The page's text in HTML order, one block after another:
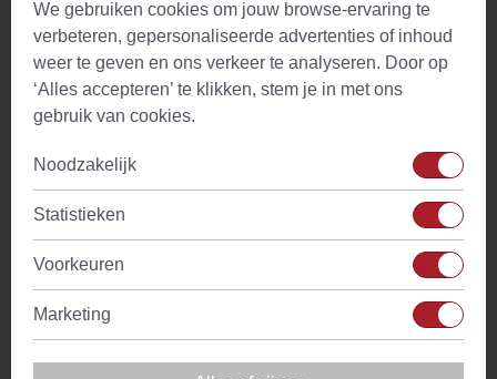
bloembladeren van zonnebloemen, goudsbloemen en
rozen. Ook bevat de melange wilgenroosjes. Een melange
met de kleuren van de Zuidlaarder vlag!
Onze theezakjes worden verpakt in een hersluitbare
Bereiding – Berend Botje Thee maken
300 ml heet water (90°C)
2 minuten laten trekken
Losse thee in een piramide
theezakje
We gebruiken cookies om jouw browse-ervaring te
verbeteren, gepersonaliseerde advertenties of inhoud
weer te geven en ons verkeer te analyseren. Door op
‘Alles accepteren’ te klikken, stem je in met ons
gebruik van cookies.
Noodzakelijk
Statistieken
Voorkeuren
Marketing